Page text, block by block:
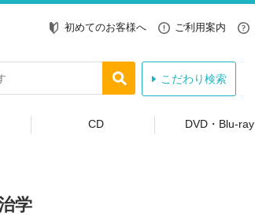
初めてのお客様へ ご利用案内
こだわり検索
CD DVD・Blu-ray
学